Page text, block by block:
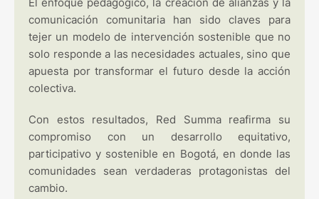
comunicación comunitaria han sido claves para
tejer un modelo de intervención sostenible que no
solo responde a las necesidades actuales, sino que
apuesta por transformar el futuro desde la acción
colectiva.
Con estos resultados, Red Summa reafirma su
compromiso con un desarrollo equitativo,
participativo y sostenible en Bogotá, en donde las
comunidades sean verdaderas protagonistas del
cambio.